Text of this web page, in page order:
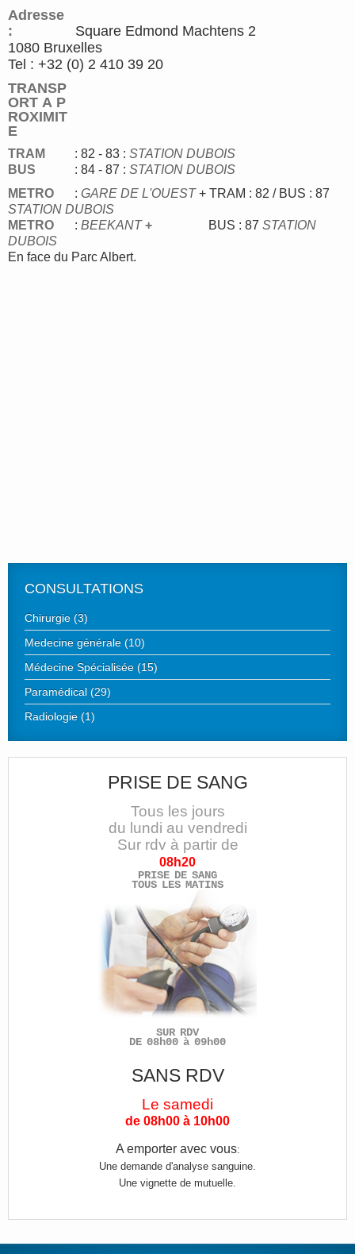
Adresse
:
Square Edmond Machtens 2
1080 Bruxelles
Tel : +32 (0) 2 410 39 20
TRANSP
ORT A P
ROXIMIT
E
TRAM : 82 - 83 : STATION DUBOIS
BUS
: 84 - 87 : STATION DUBOIS
METRO
: GARE DE L'OUEST+ TRAM : 82 / BUS : 87
STATION DUBOIS
METRO
: BEEKANT+ BUS : 87 STATION
DUBOIS
En face du Parc Albert.
CONSULTATIONS
Chirurgie (3)
Medecine générale (10)
Médecine Spécialisée (15)
Paramédical (29)
Radiologie (1)
PRISE DE SANG
Tous les jours
du lundi au vendredi
Sur rdv à partir de
08h20
PRISE DE SANG
TOUS LES MATINS
SUR RDV
DE 08h00 à 09h00
SANS RDV
Le samedi
de 08h00 à 10h00
A emporter avec vous:
Une demande d'analyse sanguine.
Une vignette de mutuelle.